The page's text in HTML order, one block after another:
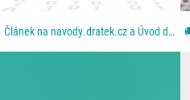
Článek na navody.dratek.cz a Úvod do chytré domácnosti. Odkaz také v BIO....